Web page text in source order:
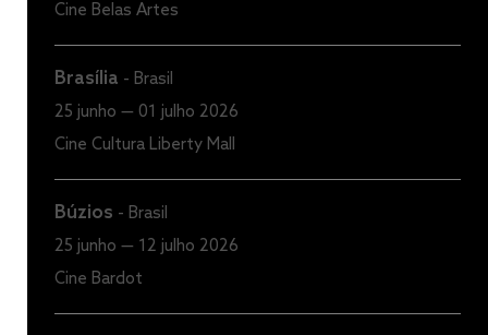
Cine Belas Artes
Brasília - Brasil
25 junho — 01 julho 2026
Cine Cultura Liberty Mall
Búzios - Brasil
25 junho — 12 julho 2026
Cine Bardot